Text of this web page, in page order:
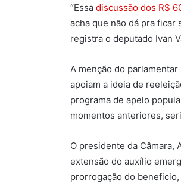
“Essa discussão dos R$
acha que não dá pra
registra o deputado Ivan
A menção do
apoiam a ideia de
programa de apelo
momentos anteriores,
O presidente da Câmara,
extensão do auxílio
prorrogação do